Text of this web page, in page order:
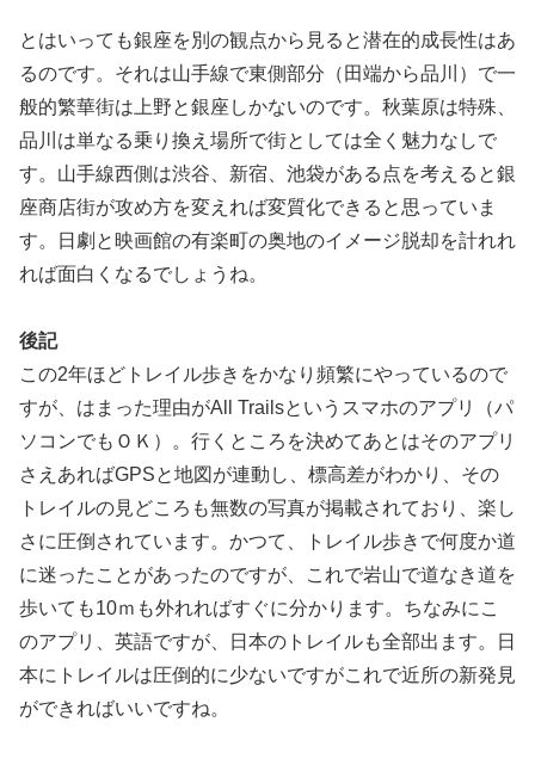
とはいっても銀座を別の観点から見ると潜在的成長性はあ
るのです。それは山手線で東側部分（田端から品川）で一
般的繁華街は上野と銀座しかないのです。秋葉原は特殊、
品川は単なる乗り換え場所で街としては全く魅力なしで
す。山手線西側は渋谷、新宿、池袋がある点を考えると銀
座商店街が攻め方を変えれば変質化できると思っていま
す。日劇と映画館の有楽町の奥地のイメージ脱却を計れれ
れば面白くなるでしょうね。
後記
この2年ほどトレイル歩きをかなり頻繁にやっているので
すが、はまった理由がAll Trailsというスマホのアプリ（パ
ソコンでもＯＫ）。行くところを決めてあとはそのアプリ
さえあればGPSと地図が連動し、標高差がわかり、その
トレイルの見どころも無数の写真が掲載されており、楽し
さに圧倒されています。かつて、トレイル歩きで何度か道
に迷ったことがあったのですが、これで岩山で道なき道を
歩いても10ｍも外れればすぐに分かります。ちなみにこ
のアプリ、英語ですが、日本のトレイルも全部出ます。日
本にトレイルは圧倒的に少ないですがこれで近所の新発見
ができればいいですね。